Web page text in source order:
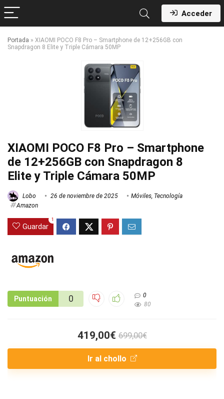
Acceder
Portada » XIAOMI POCO F8 Pro – Smartphone de 12+256GB con
Snapdragon 8 Elite y Triple Cámara 50MP
XIAOMI POCO F8 Pro – Smartphone
de 12+256GB con Snapdragon 8
Elite y Triple Cámara 50MP
Lobo 26 de noviembre de 2025 Móviles Tecnología
Amazon
Guardar
1
Puntuación 0
0
80
419,00€ 699,00€
Ir al chollo